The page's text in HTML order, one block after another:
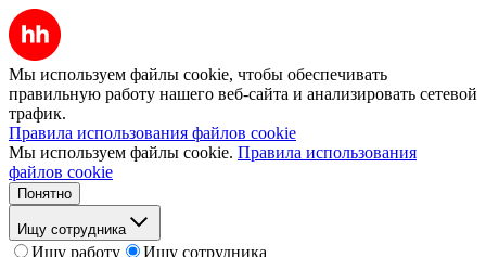
Мы используем файлы cookie, чтобы обеспечивать
правильную работу нашего веб-сайта и анализировать сетевой
трафик.
Правила использования файлов cookie
Мы используем файлы cookie. Правила использования
файлов cookie
Понятно
Ищу сотрудника
Ищу работу
Ищу сотрудника